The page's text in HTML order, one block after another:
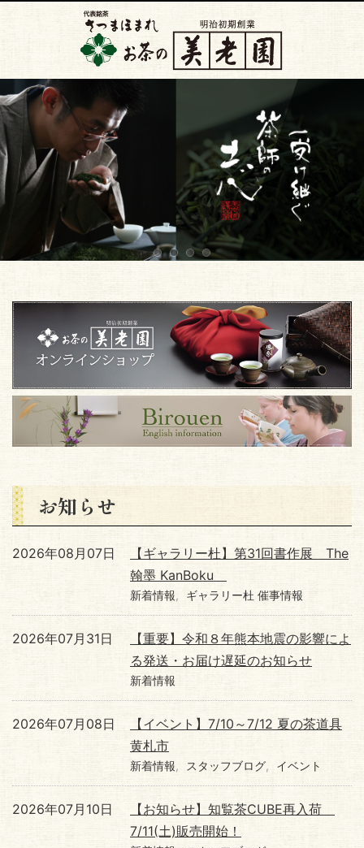
お知らせ
【ギャラリー杜】第31回書作展 The
翰墨 KanBoku
2026年08月07日
新着情報 ギャラリー杜 催事情報
【重要】令和８年熊本地震の影響によ
る発送・お届け遅延のお知らせ
2026年07月31日
新着情報
【イベント】7/10～7/12 夏の茶道具
黄札市
2026年07月08日
新着情報 スタッフブログ イベント
【お知らせ】知覧茶CUBE再入荷
7/11(土)販売開始！
2026年07月10日